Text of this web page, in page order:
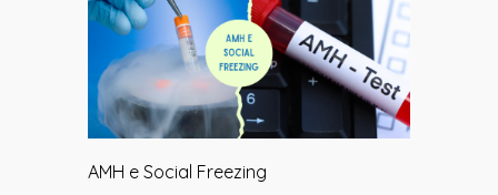
AMH e Social Freezing